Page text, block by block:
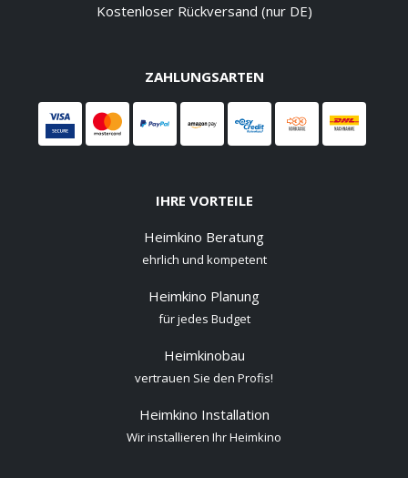
Kostenloser Rückversand (nur DE)
ZAHLUNGSARTEN
IHRE VORTEILE
Heimkino Beratung
ehrlich und kompetent
Heimkino Planung
für jedes Budget
Heimkinobau
vertrauen Sie den Profis!
Heimkino Installation
Wir installieren Ihr Heimkino